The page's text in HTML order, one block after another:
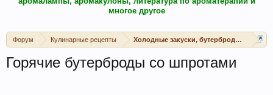
многое другое
Форум Кулинарные рецепты Холодные закуски, бутерброды, канапе,
Горячие бутерброды со шпротами